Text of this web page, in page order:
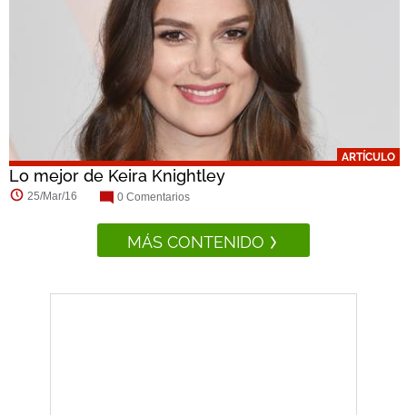
ARTÍCULO
Lo mejor de Keira Knightley
25/Mar/16 0 Comentarios
MÁS CONTENIDO